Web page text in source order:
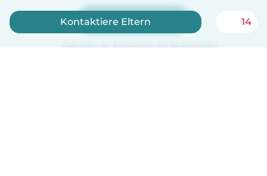
Jetzt anmelden
Babysits ist kostenlos für Babysitter!
Kontaktiere Eltern 14